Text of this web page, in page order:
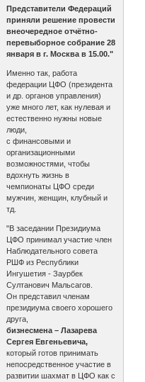
Представители Федераций
приняли решение провести
внеочередное отчётно-
перевыборное собрание 28
января в г. Москва в 15.00."
Именно так, работа
федерации ЦФО (президента
и др. органов управления)
уже много лет, как нулевая и
естественно нужны новые
люди,
с финансовыми и
организационными
возможностями, чтобы
вдохнуть жизнь в
чемпионаты ЦФО среди
мужчин, женщин, клубный и
тд.
"В заседании Президиума
ЦФО принимал участие член
Наблюдательного совета
РШФ из Республики
Ингушетия - Заурбек
Султанович Мальсагов.
Он представил членам
президиума своего хорошего
друга,
бизнесмена – Лазарева
Сергея Евгеньевича,
который готов принимать
непосредственное участие в
развитии шахмат в ЦФО как с